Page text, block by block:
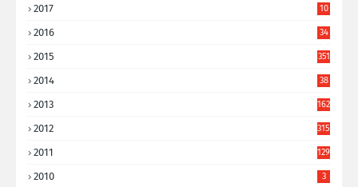
2017
10
2016
34
2015 351
2014
38
2013 162
2012 315
2011 129
2010 3